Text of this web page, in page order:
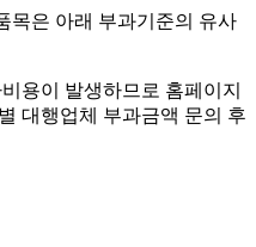
목은 아래 부과기준의 유사
용이 발생하므로 홈페이지
대행업체 부과금액 문의 후